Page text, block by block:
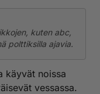
kuten abc,
polttiksilla ajavia.
käyvät noissa
vessassa.